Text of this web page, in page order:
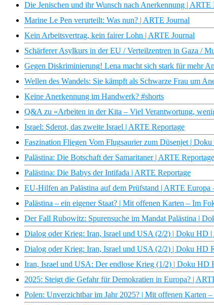
Die Jenischen und ihr Wunsch nach Anerkennung | ARTE
Marine Le Pen verurteilt: Was nun? | ARTE Journal
Kein Arbeitsvertrag, kein fairer Lohn | ARTE Journal
Schärferer Asylkurs in der EU / Verteilzentren in Gaza /
Gegen Diskriminierung! Lena macht sich stark für mehr
Wellen des Wandels: Sie kämpft als Schwarze Frau um
Keine Anerkennung im Handwerk? #shorts
Q&A zu «Arbeiten in der Kita – Viel Verantwortung,
Israel: Sderot, das zweite Israel | ARTE Reportage
Faszination Fliegen Vom Flugsaurier zum Düsenjet |
Palästina: Die Botschaft der Samaritaner | ARTE Reportage
Palästina: Die Babys der Intifada | ARTE Reportage
EU-Hilfen an Palästina auf dem Prüfstand | ARTE Europa
Palästina – ein eigener Staat? | Mit offenen Karten – Im
Der Fall Rubowitz: Spurensuche im Mandat Palästina |
Dialog oder Krieg: Iran, Israel und USA (2/2) | Doku HD |
Dialog oder Krieg: Iran, Israel und USA (2/2) | Doku HD
Iran, Israel und USA: Der endlose Krieg (1/2) | Doku HD
2025: Steigt die Gefahr für Demokratien in Europa? |
Polen: Unverzichtbar im Jahr 2025? | Mit offenen Karten